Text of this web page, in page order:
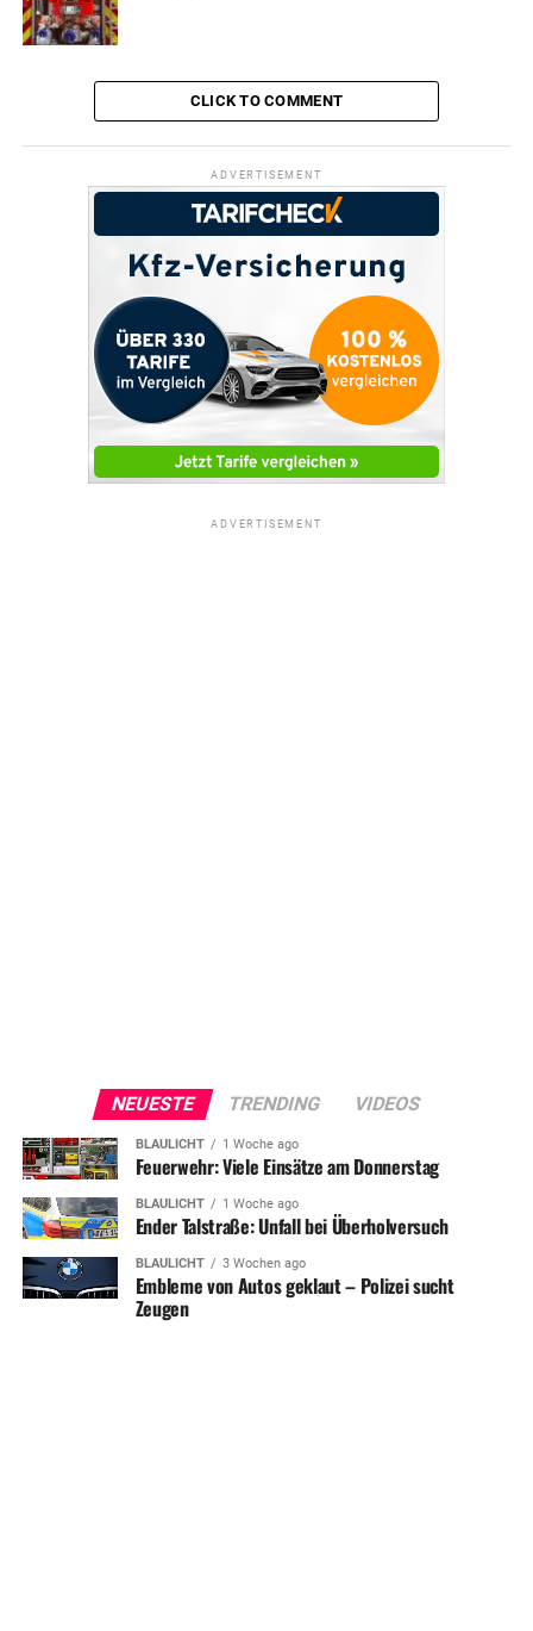
CLICK TO COMMENT
ADVERTISEMENT
ADVERTISEMENT
NEUESTE TRENDING VIDEOS
BLAULICHT 1 Woche ago
Feuerwehr: Viele Einsätze am Donnerstag
BLAULICHT 1 Woche ago
Ender Talstraße: Unfall bei Überholversuch
BLAULICHT 3 Wochen ago
Embleme von Autos geklaut – Polizei sucht
Zeugen